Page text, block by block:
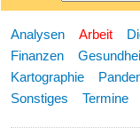
Analysen Arbeit
Finanzen
Kartographie
Sonstiges
Termine